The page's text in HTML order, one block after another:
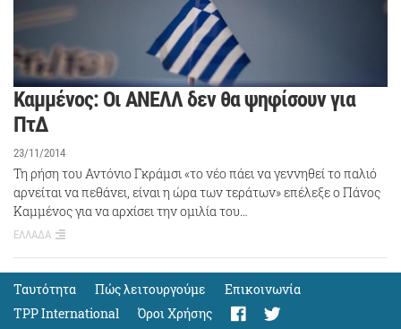
Καμμένος: Οι ΑΝΕΛΛ δεν θα ψηφίσουν για
ΠτΔ
23/11/2014
Τη ρήση του Αντόνιο Γκράμσι «το νέο πάει να γεννηθεί το παλιό
αρνείται να πεθάνει, είναι η ώρα των τεράτων» επέλεξε ο Πάνος
Καμμένος για να αρχίσει την ομιλία του…
ΕΛΛΑΔΑ
Ταυτότητα Πώς λειτουργούμε
Eπικοινωνία
TPP International
Όροι Χρήσης